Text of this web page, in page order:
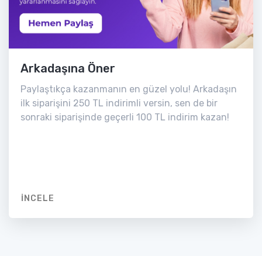
Arkadaşına Öner
Paylaştıkça kazanmanın en güzel yolu! Arkadaşın
ilk siparişini 250 TL indirimli versin, sen de bir
sonraki siparişinde geçerli 100 TL indirim kazan!
İNCELE